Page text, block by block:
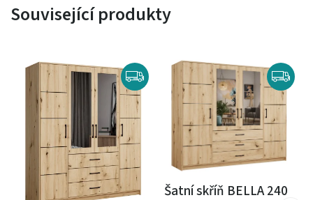
Související produkty
Šatní skříň BELLA 240